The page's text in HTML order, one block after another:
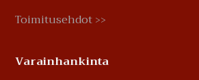
Toimitusehdot >>
Varainhankinta